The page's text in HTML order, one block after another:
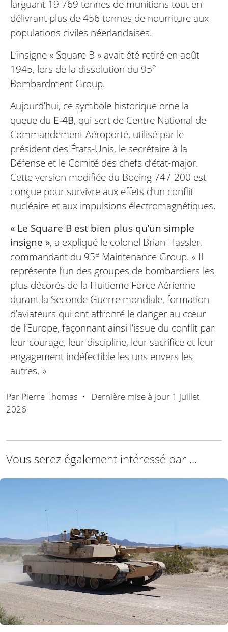
larguant 19 769 tonnes de munitions tout en
délivrant plus de 456 tonnes de nourriture aux
populations civiles néerlandaises.
L’insigne « Square B » avait été retiré en août
1945, lors de la dissolution du 95e
Bombardment Group.
Aujourd’hui, ce symbole historique orne la
queue du E-4B, qui sert de Centre National de
Commandement Aéroporté, utilisé par le
président des États-Unis, le secrétaire à la
Défense et le Comité des chefs d’état-major.
Cette version modifiée du Boeing 747-200 est
conçue pour survivre aux effets d’un conflit
nucléaire et aux impulsions électromagnétiques.
« Le Square B est bien plus qu’un simple
insigne », a expliqué le colonel Brian Hassler,
commandant du 95e Maintenance Group. « Il
représente l’un des groupes de bombardiers les
plus décorés de la Huitième Force Aérienne
durant la Seconde Guerre mondiale, formation
d’aviateurs qui ont affronté le danger au cœur
de l’Europe, façonnant ainsi l’issue du conflit par
leur courage, leur discipline, leur sacrifice et leur
engagement indéfectible les uns envers les
autres. »
Par Pierre Thomas • Dernière mise à jour 1 juillet
2026
Vous serez également intéressé par ...